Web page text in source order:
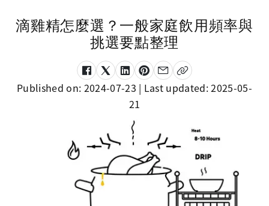
滴雞精怎麼選？一般家庭飲用頻率與
挑選要點整理
Published on: 2024-07-23 | Last updated:2025-05-
21